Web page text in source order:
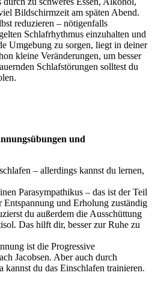
Bildschirmzeit am späten Abend.
reduzieren – nötigenfalls
Schlafrhythmus einzuhalten und
Umgebung zu sorgen, liegt in deiner
kleine Veränderungen, um besser
Schlafstörungen solltest du
und
– allerdings kannst du lernen,
Parasympathikus – das ist der Teil
Entspannung und Erholung zuständig
du außerdem die Ausschüttung
Das hilft dir, besser zur Ruhe zu
ist die Progressive
Jacobsen. Aber auch durch
kannst du das Einschlafen trainieren.